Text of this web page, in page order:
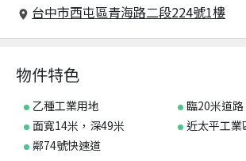
台中市西屯區青海路二段224號1樓
物件特色
乙種工業用地
臨20米道路
面寬14米，深49米
近太平工業
鄰74號快速道